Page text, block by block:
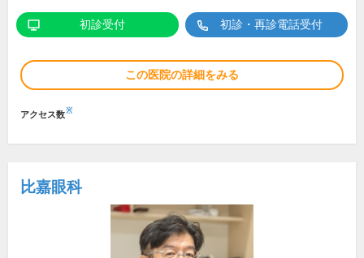
初診受付 初診・再診電話受付
この医院の詳細をみる
アクセス数※
比嘉眼科